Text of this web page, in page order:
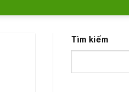
Tìm kiếm